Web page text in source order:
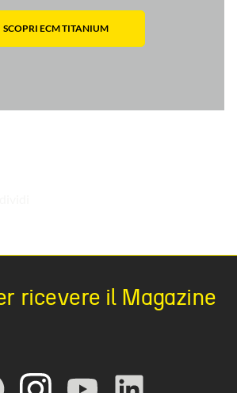
SCOPRI ECM TITANIUM
ricevere il Magazine